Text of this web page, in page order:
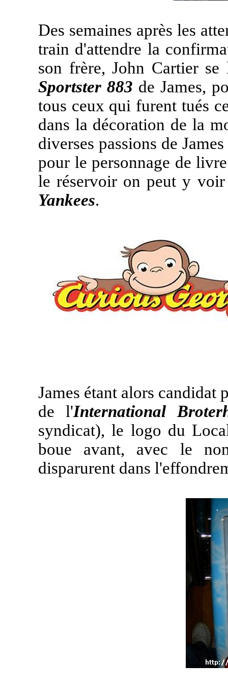
Des semaines après les
train d'attendre la
son frère, John Cartier
Sportster 883 de James,
tous ceux qui furent tués
dans la décoration de la
diverses passions de
pour le personnage de
le réservoir on peut y
Yankees.
James étant alors candidat
de l'International
syndicat), le logo du
boue avant, avec le
disparurent dans